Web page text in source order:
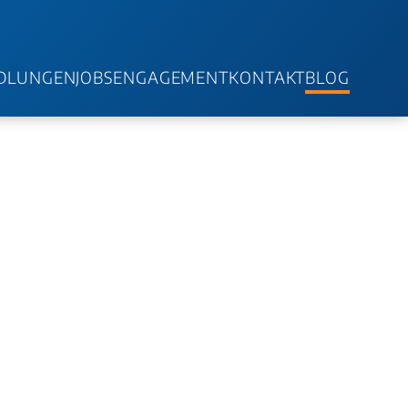
JOBSENGAGEMENTKONTAKTBLOG